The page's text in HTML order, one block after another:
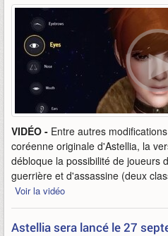
VIDÉO - Entre autres
coréenne originale d'Astellia, la
débloque la possibilité de joueurs
guerrière et d'assassine (deux
Voir la vidéo
Astellia sera lancé le 27